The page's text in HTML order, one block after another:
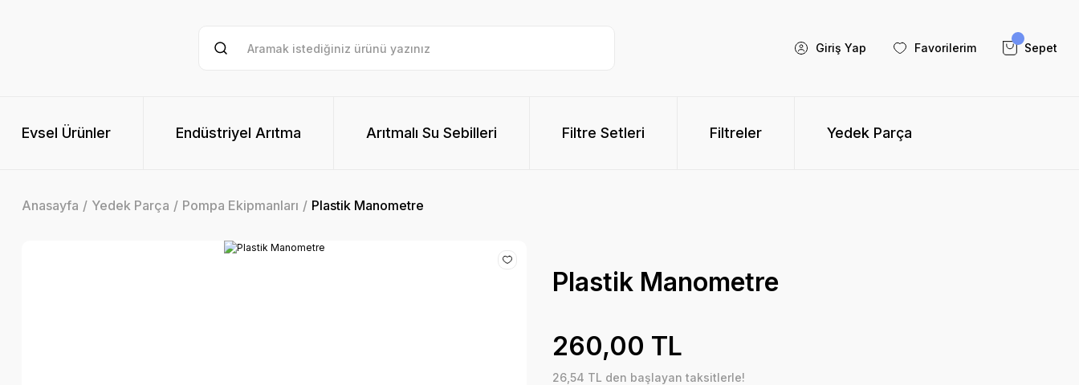
Giriş Yap Favorilerim Sepet
Evsel Ürünler Endüstriyel Arıtma Arıtmalı Su Sebilleri Filtre Setleri Filtreler Yedek Parça
Anasayfa Yedek Parça Pompa Ekipmanları Plastik Manometre
Plastik Manometre
260,00 TL
26,54 TL den başlayan taksitlerle!